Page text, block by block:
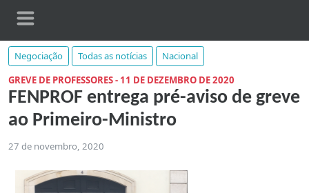
Negociação Todas as notícias
Nacional
GREVE DE PROFESSORES - 11 DE DEZEMBRO DE 2020
FENPROF entrega pré-aviso de greve
ao Primeiro-Ministro
27 de novembro, 2020